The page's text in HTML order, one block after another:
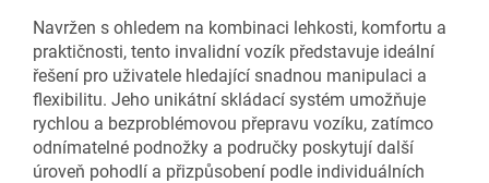
Navržen s ohledem na kombinaci lehkosti, komfortu a
praktičnosti, tento invalidní vozík představuje ideální
řešení pro uživatele hledající snadnou manipulaci a
flexibilitu. Jeho unikátní skládací systém umožňuje
rychlou a bezproblémovou přepravu vozíku, zatímco
odnímatelné podnožky a područky poskytují další
úroveň pohodlí a přizpůsobení podle individuálních